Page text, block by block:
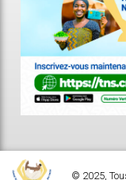
© 2025,